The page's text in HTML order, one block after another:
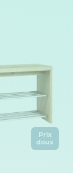
Prix
doux